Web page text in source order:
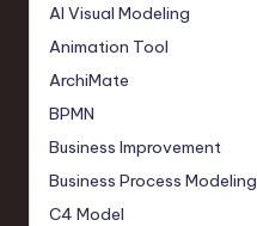
AI Visual Modeling
Animation Tool
ArchiMate
BPMN
Business Improvement
Business Process Modeling
C4 Model